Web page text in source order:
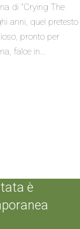
di "Crying The
anni, quel pretesto
pronto per
falce in…
è